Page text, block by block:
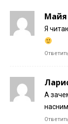
Майя
Я
А